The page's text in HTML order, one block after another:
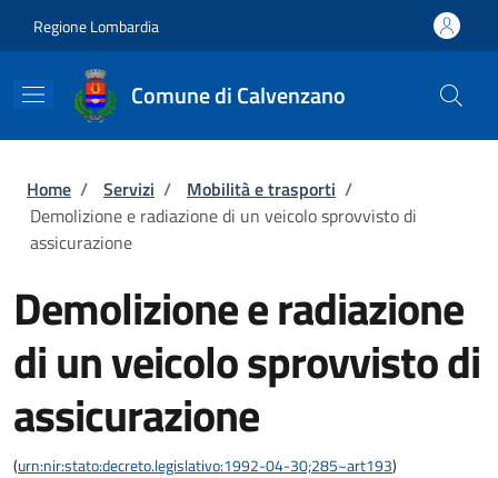
Regione Lombardia
Comune di Calvenzano
Briciole di pane
Home / Servizi / Mobilità e trasporti /
Demolizione e radiazione di un veicolo sprovvisto di
assicurazione
Demolizione e radiazione
di un veicolo sprovvisto di
assicurazione
(urn:nir:stato:decreto.legislativo:1992-04-30;285~art193)